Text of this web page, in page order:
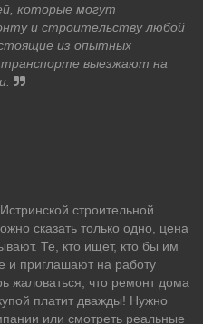
которые могут
и строительству любой
из опытных
выезжают на
строительной
сказать только одно, цена
Те, кто ищет, кто бы им
и приглашают на работу
жаловаться, что ремонт дома
платит дважды! Нужно
или смотреть реальные